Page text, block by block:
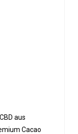
aus
Cacao